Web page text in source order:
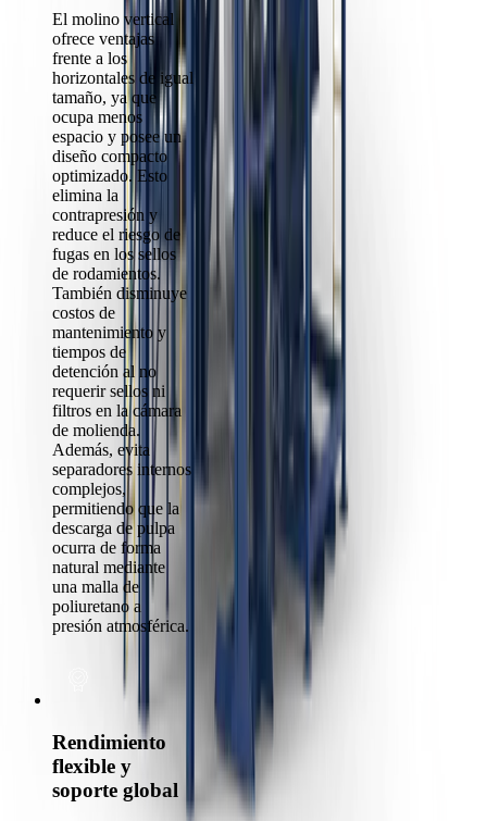
El molino vertical
ofrece ventajas
frente a los
horizontales de igual
tamaño, ya que
ocupa menos
espacio y posee un
diseño compacto
optimizado. Esto
elimina la
contrapresión y
reduce el riesgo de
fugas en los sellos
de rodamientos.
También disminuye
costos de
mantenimiento y
tiempos de
detención al no
requerir sellos ni
filtros en la cámara
de molienda.
Además, evita
separadores internos
complejos,
permitiendo que la
descarga de pulpa
ocurra de forma
natural mediante
una malla de
poliuretano a
presión atmosférica.
Rendimiento
flexible y
soporte global